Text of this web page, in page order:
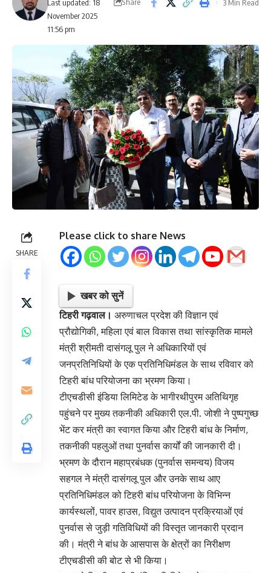
Last updated: 18
November 2025
11:56 pm
Share 3 Min Read
SHARE
Please click to share News
खबर को सुनें
टिहरी गढ़वाल। अरुणाचल प्रदेश की विज्ञान एवं
प्रौद्योगिकी, महिला एवं बाल विकास तथा सांस्कृतिक मामले
मंत्री श्रीमती दासंगलू पुल ने अधिकारियों एवं
जनप्रतिनिधियों के एक प्रतिनिधिमंडल के साथ रविवार को
टिहरी बांध परियोजना का भ्रमण किया।
टीएचडीसी इंडिया लिमिटेड के भागीरथीपुरम अतिथिगृह
पहुंचने पर मुख्य तकनीकी अधिकारी एल.पी. जोशी ने पुष्पगुच्छ
भेंट कर मंत्री का स्वागत किया और टिहरी बांध के निर्माण,
तकनीकी पहलुओं तथा पुनर्वास कार्यों की जानकारी दी।
भ्रमण के दौरान महाप्रबंधक (पुनर्वास समन्वय) विजय
सहगल ने मंत्री दासंगलू पुल और उनके साथ आए
प्रतिनिधिमंडल को टिहरी बांध परियोजना के विभिन्न
कार्यस्थलों, पावर हाउस, विद्युत उत्पादन प्रक्रियाओं एवं
पुनर्वास से जुड़ी गतिविधियों की विस्तृत जानकारी प्रदान
की। मंत्री ने बांध के आसपास के क्षेत्रों का निरीक्षण
टीएचडीसी की बोट से भी किया।